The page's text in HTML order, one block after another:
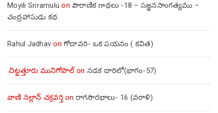
Moyili Sriramulu on పౌరాణిక గాథలు -18 – సజ్జనసాంగత్యము –
చంద్రహాసుడు కథ.
Rahul Jadhav on గోదావరి- ఒక పయనం ( కవిత)
.చిట్టత్తూరు మునిగోపాల్on నడక దారిలో(భాగం-57)
వాణి నల్లాన్ చక్రవర్తిon రాగసౌరభాలు- 16 (వరాళి)